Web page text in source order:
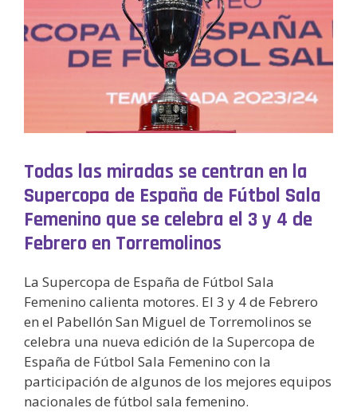
Todas las miradas se centran en la
Supercopa de España de Fútbol Sala
Femenino que se celebra el 3 y 4 de
Febrero en Torremolinos
La Supercopa de España de Fútbol Sala
Femenino calienta motores. El 3 y 4 de Febrero
en el Pabellón San Miguel de Torremolinos se
celebra una nueva edición de la Supercopa de
España de Fútbol Sala Femenino con la
participación de algunos de los mejores equipos
nacionales de fútbol sala femenino.